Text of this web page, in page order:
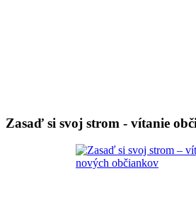
Zasaď si svoj strom - vítanie